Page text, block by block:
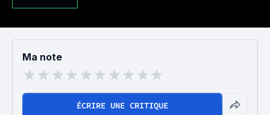
Ma note
ÉCRIRE UNE CRITIQUE